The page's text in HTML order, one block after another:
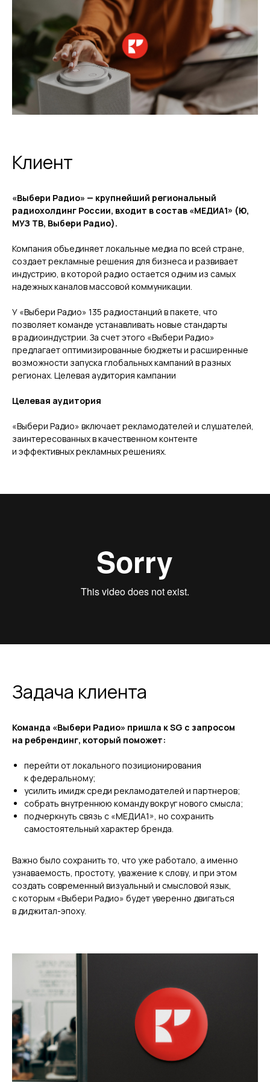
Клиент
«Выбери Радио» — крупнейший региональный
радиохолдинг России, входит в состав «МЕДИА1» (Ю,
МУЗ ТВ, Выбери Радио).
Компания объединяет локальные медиа по всей стране,
создает рекламные решения для бизнеса и развивает
индустрию, в которой радио остается одним из самых
надежных каналов массовой коммуникации.
У «Выбери Радио» 135 радиостанций в пакете, что
позволяет команде устанавливать новые стандарты
в радиоиндустрии. За счет этого «Выбери Радио»
предлагает оптимизированные бюджеты и расширенные
возможности запуска глобальных кампаний в разных
регионах. Целевая аудитория кампании
Целевая аудитория
«Выбери Радио» включает рекламодателей и слушателей,
заинтересованных в качественном контенте
и эффективных рекламных решениях.
Задача клиента
Команда «Выбери Радио» пришла к SG с запросом
на ребрендинг, который поможет:
перейти от локального позиционирования
к федеральному;
усилить имидж среди рекламодателей и партнеров;
собрать внутреннюю команду вокруг нового смысла;
подчеркнуть связь с «МЕДИА1», но сохранить
самостоятельный характер бренда.
Важно было сохранить то, что уже работало, а именно
узнаваемость, простоту, уважение к слову, и при этом
создать современный визуальный и смысловой язык,
с которым «Выбери Радио» будет уверенно двигаться
в диджитал-эпоху.